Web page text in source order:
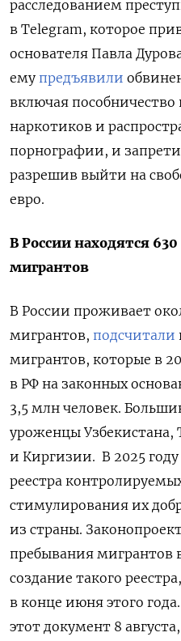
расследованием
в Telegram, которое
основателя Павла
ему предъявили
включая
наркотиков и
порнографии, и
разрешив выйти на
евро.
В России находятся
мигрантов
В России проживает
мигрантов, подсчитали
мигрантов, которые в
в РФ на законных
3,5 млн человек.
уроженцы Узбекистана,
и Киргизии. В 2025
реестра
стимулирования их
из страны.
пребывания мигрантов
создание такого
в конце июня этого
этот документ 8